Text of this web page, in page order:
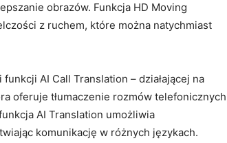
obrazów. Funkcja HD Moving
z ruchem, które można natychmiast
AI Call Translation – działającej na
oferuje tłumaczenie rozmów telefonicznych
AI Translation umożliwia
komunikację w różnych językach.